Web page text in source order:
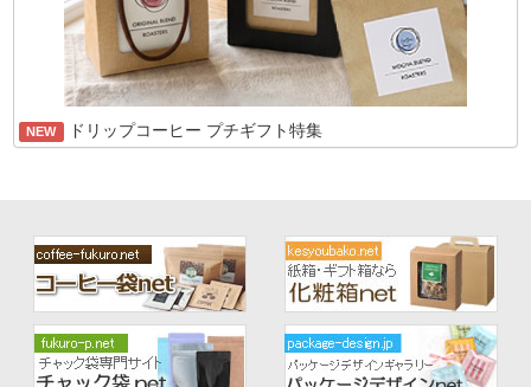
NEW ドリップコーヒー プチギフト特集